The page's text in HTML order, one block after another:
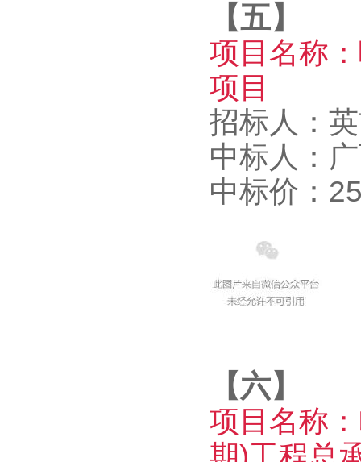
【五】
项目名称：
项目
招标人：
中标人：
中标价：
【六】
项目名称：